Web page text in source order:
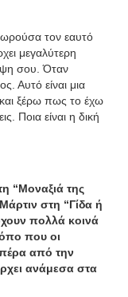
τον εαυτό
μεγαλύτερη
σου. Όταν
Αυτό είναι μια
ξέρω πως το έχω
Ποια είναι η δική
“Μοναξιά της
στη “Γίδα ή
πολλά κοινά
που οι
από την
ανάμεσα στα